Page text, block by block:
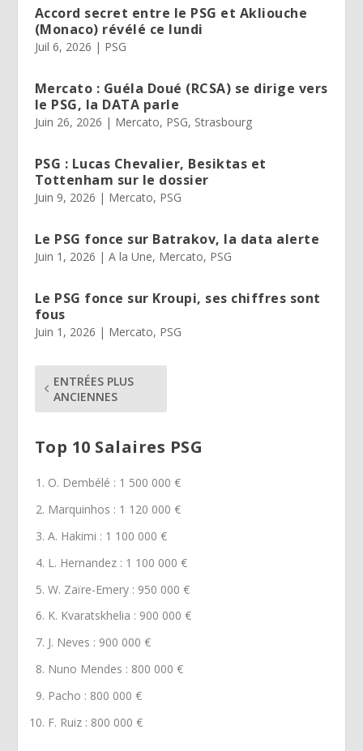
Accord secret entre le PSG et Akliouche
(Monaco) révélé ce lundi
Juil 6, 2026 | PSG
Mercato : Guéla Doué (RCSA) se dirige vers
le PSG, la DATA parle
Juin 26, 2026 | Mercato, PSG, Strasbourg
PSG : Lucas Chevalier, Besiktas et
Tottenham sur le dossier
Juin 9, 2026 | Mercato, PSG
Le PSG fonce sur Batrakov, la data alerte
Juin 1, 2026 | A la Une, Mercato, PSG
Le PSG fonce sur Kroupi, ses chiffres sont
fous
Juin 1, 2026 | Mercato, PSG
ENTRÉES PLUS
ANCIENNES
Top 10 Salaires PSG
O. Dembélé : 1 500 000 €
Marquinhos : 1 120 000 €
A. Hakimi : 1 100 000 €
L. Hernandez : 1 100 000 €
W. Zaïre-Emery : 950 000 €
K. Kvaratskhelia : 900 000 €
J. Neves : 900 000 €
Nuno Mendes : 800 000 €
Pacho : 800 000 €
F. Ruiz : 800 000 €